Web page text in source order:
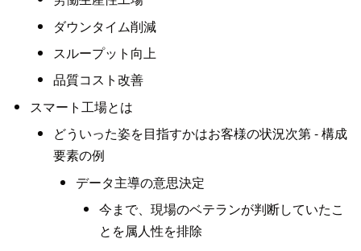
ダウンタイム削減
スループット向上
品質コスト改善
スマート工場とは
どういった姿を目指すかはお客様の状況次第 - 構成
要素の例
データ主導の意思決定
今まで、現場のベテランが判断していたこ
とを属人性を排除